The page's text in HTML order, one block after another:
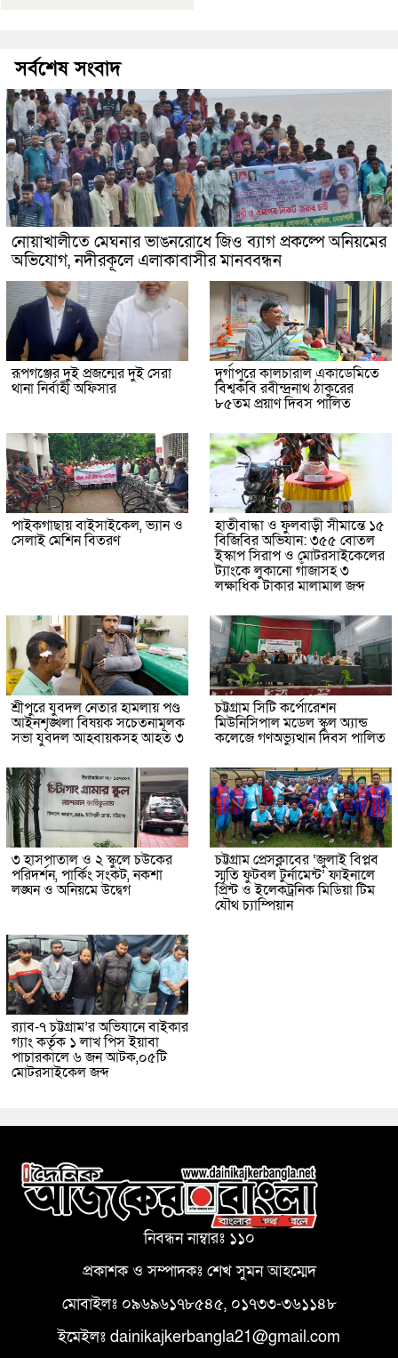
সর্বশেষ সংবাদ
নোয়াখালীতে মেঘনার ভাঙনরোধে জিও ব্যাগ প্রকল্পে অনিয়মের
অভিযোগ, নদীরকূলে এলাকাবাসীর মানববন্ধন
রূপগঞ্জের দুই প্রজন্মের দুই সেরা
থানা নির্বাহী অফিসার
দুর্গাপুরে কালচারাল একাডেমিতে
বিশ্বকবি রবীন্দ্রনাথ ঠাকুরের
৮৫তম প্রয়াণ দিবস পালিত
পাইকগাছায় বাইসাইকেল, ভ্যান ও
সেলাই মেশিন বিতরণ
হাতীবান্ধা ও ফুলবাড়ী সীমান্তে ১৫
বিজিবির অভিযান: ৩৫৫ বোতল
ইস্কাপ সিরাপ ও মোটরসাইকেলের
ট্যাংকে লুকানো গাঁজাসহ ৩
লক্ষাধিক টাকার মালামাল জব্দ
শ্রীপুরে যুবদল নেতার হামলায় পণ্ড
আইনশৃঙ্খলা বিষয়ক সচেতনামূলক
সভা যুবদল আহবায়কসহ আহত ৩
চট্টগ্রাম সিটি কর্পোরেশন
মিউনিসিপাল মডেল স্কুল অ্যান্ড
কলেজে গণঅভ্যুত্থান দিবস পালিত
৩ হাসপাতাল ও ২ স্কুলে চউকের
পরিদর্শন, পার্কিং সংকট, নকশা
লঙ্ঘন ও অনিয়মে উদ্বেগ
চট্টগ্রাম প্রেসক্লাবের ‘জুলাই বিপ্লব
স্মৃতি ফুটবল টুর্নামেন্ট’ ফাইনালে
প্রিন্ট ও ইলেকট্রনিক মিডিয়া টিম
যৌথ চ্যাম্পিয়ান
র‌্যাব-৭ চট্টগ্রাম’র অভিযানে বাইকার
গ্যাং কর্তৃক ১ লাখ পিস ইয়াবা
পাচারকালে ৬ জন আটক,০৫টি
মোটরসাইকেল জব্দ
নিবন্ধন নাম্বারঃ ১১০
প্রকাশক ও সম্পাদকঃ শেখ সুমন আহম্মেদ
মোবাইলঃ ০৯৬৯৬১৭৮৫৪৫, ০১৭৩৩-৩৬১১৪৮
ইমেইলঃ dainikajkerbangla21@gmail.com